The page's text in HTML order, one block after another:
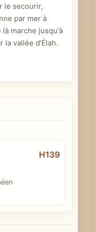
H139
le secourir,
par mer à
là marche jusqu'à
la vallée d'Élah.